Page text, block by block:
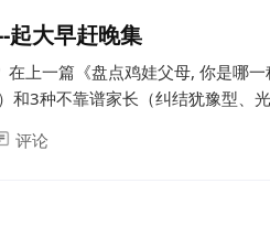
起大早赶晚集
上一篇《盘点鸡娃父母, 你是哪
和3种不靠谱家长（纠结犹豫型、
评论